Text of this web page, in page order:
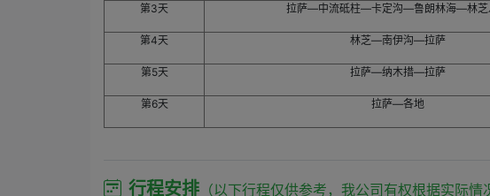
第3天 拉萨—中流砥柱—卡定沟—鲁朗林海—林芝
第4天 林芝—南伊沟—拉萨
第5天 拉萨—纳木措—拉萨
第6天 拉萨—各地
行程安排 （以下行程仅供参考，我公司有权根据实际